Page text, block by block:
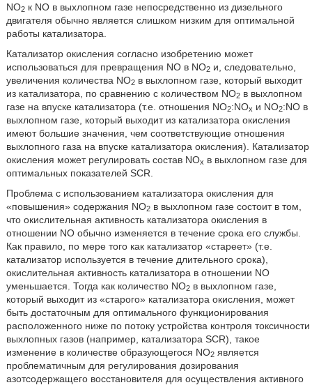
NO2к NO в выхлопном газе непосредственно из дизельного
двигателя обычно является слишком низким для оптимальной
работы катализатора.
Катализатор окисления согласно изобретению может
использоваться для превращения NO в NO2и, следовательно,
увеличения количества NO2в выхлопном газе, который выходит
из катализатора, по сравнению с количеством NO2в выхлопном
газе на впуске катализатора (т.е. отношения NO2:NOx и NO2:NO в
выхлопном газе, который выходит из катализатора окисления
имеют большие значения, чем соответствующие отношения
выхлопного газа на впуске катализатора окисления). Катализатор
окисления может регулировать состав NOx в выхлопном газе для
оптимальных показателей SCR.
Проблема с использованием катализатора окисления для
«повышения» содержания NO2в выхлопном газе состоит в том,
что окислительная активность катализатора окисления в
отношении NO обычно изменяется в течение срока его службы.
Как правило, по мере того как катализатор «стареет» (т.е.
катализатор используется в течение длительного срока),
окислительная активность катализатора в отношении NO
уменьшается. Тогда как количество NO2в выхлопном газе,
который выходит из «старого» катализатора окисления, может
быть достаточным для оптимального функционирования
расположенного ниже по потоку устройства контроля токсичности
выхлопных газов (например, катализатора SCR), такое
изменение в количестве образующегося NO2является
проблематичным для регулирования дозирования
азотсодержащего восстановителя для осуществления активного